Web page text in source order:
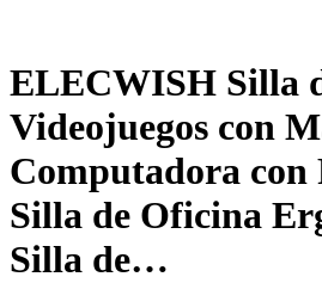
ELECWISH Silla
Videojuegos con
Computadora con
Silla de Oficina
Silla de…